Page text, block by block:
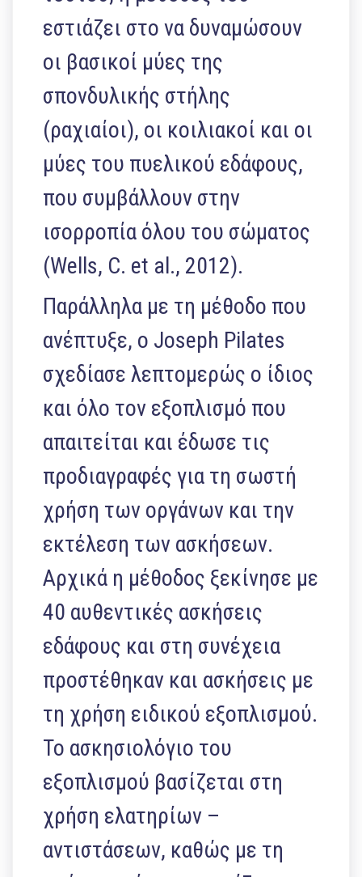
εστιάζει στο να δυναμώσουν
οι βασικοί μύες της
σπονδυλικής στήλης
(ραχιαίοι), οι κοιλιακοί και οι
μύες του πυελικού εδάφους,
που συμβάλλουν στην
ισορροπία όλου του σώματος
(Wells, C. et al., 2012).
Παράλληλα με τη μέθοδο που
ανέπτυξε, o Joseph Pilates
σχεδίασε λεπτομερώς ο ίδιος
και όλο τον εξοπλισμό που
απαιτείται και έδωσε τις
προδιαγραφές για τη σωστή
χρήση των οργάνων και την
εκτέλεση των ασκήσεων.
Αρχικά η μέθοδος ξεκίνησε με
40 αυθεντικές ασκήσεις
εδάφους και στη συνέχεια
προστέθηκαν και ασκήσεις με
τη χρήση ειδικού εξοπλισμού.
Το ασκησιολόγιο του
εξοπλισμού βασίζεται στη
χρήση ελατηρίων –
αντιστάσεων, καθώς με τη